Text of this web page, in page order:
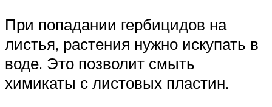
При попадании гербицидов на
листья, растения нужно искупать в
воде. Это позволит смыть
химикаты с листовых пластин.